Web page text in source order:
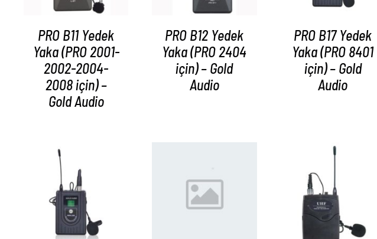
PRO B11 Yedek
Yaka (PRO 2001-
2002-2004-
2008 için) –
Gold Audio
PRO B12 Yedek
Yaka (PRO 2404
için) – Gold
Audio
PRO B17 Yedek
Yaka (PRO 8401
için) – Gold
Audio
AYRINTILAR AYRINTILAR AYRINTILAR